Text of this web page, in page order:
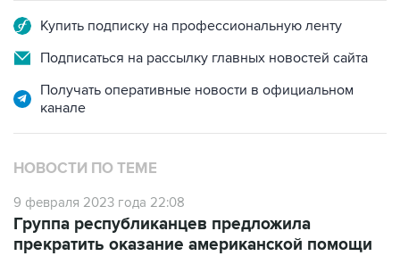
Подписаться на рассылку главных новостей сайта
Получать оперативные новости в официальном
НОВОСТИ ПО ТЕМЕ
9 февраля 2023 года 22:08
прекратить оказание американской помощи
Украине